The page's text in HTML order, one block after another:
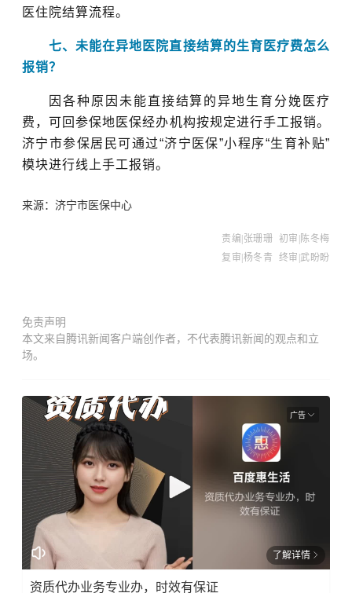
医住院结算流程。
七、未能在异地医院直接结算的生育医疗费怎么
报销？
因各种原因未能直接结算的异地生育分娩医疗
费，可回参保地医保经办机构按规定进行手工报销。
济宁市参保居民可通过“济宁医保”小程序“生育补贴”
模块进行线上手工报销。
来源：济宁市医保中心
责编|张珊珊 初审| 陈冬梅
复审|杨冬青 终审|武盼盼
免责声明
本文来自腾讯新闻客户端创作者，不代表腾讯新闻的观点和立
场。
广告
了解详情
资质代办业务专业办，时效有保证